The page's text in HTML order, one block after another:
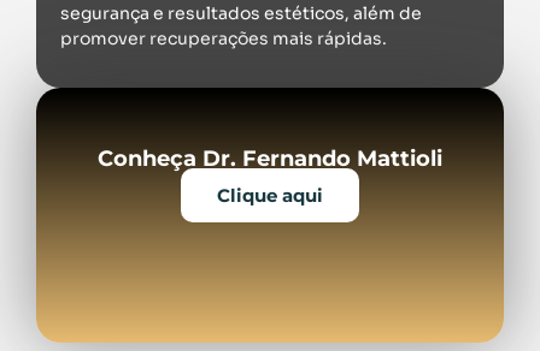
segurança e resultados estéticos, além de
promover recuperações mais rápidas.
Conheça Dr. Fernando Mattioli
Clique aqui